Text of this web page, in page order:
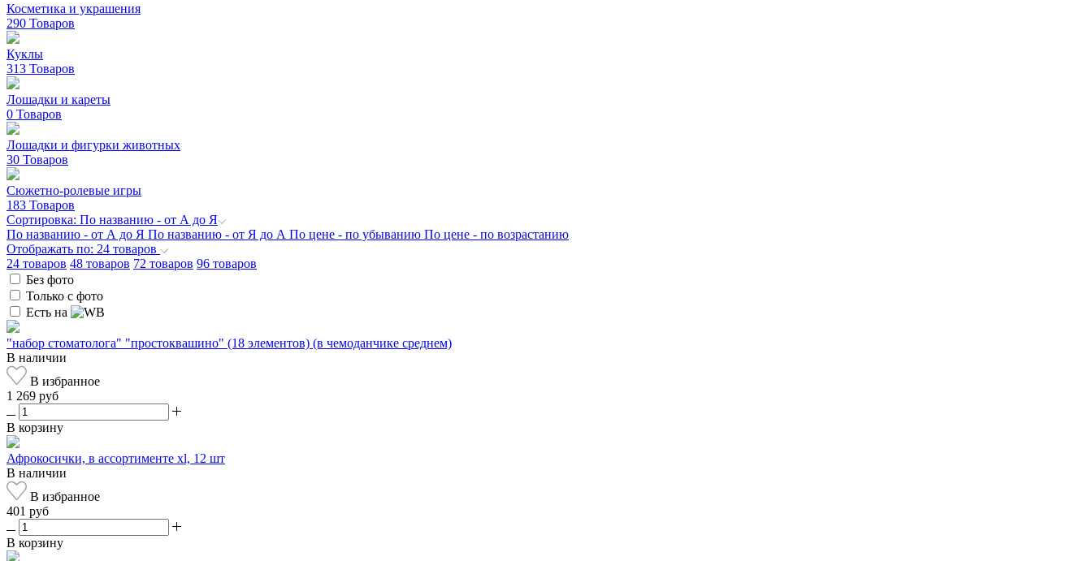
Косметика и украшения
290 Товаров
Куклы
313 Товаров
Лошадки и кареты
0 Товаров
Лошадки и фигурки животных
30 Товаров
Сюжетно-ролевые игры
183 Товаров
Сортировка: По названию - от А до Я
По названию - от А до Я По названию - от Я до А По цене - по убыванию По цене - по возрастанию
Отображать по: 24 товаров
24 товаров 48 товаров 72 товаров 96 товаров
Без фото
Только с фото
Есть на
"набор стоматолога" "простоквашино" (18 элементов) (в чемоданчике среднем)
В наличии
В избранное
1 269 руб
В корзину
Афрокосички, в ассортименте xl, 12 шт
В наличии
В избранное
401 руб
В корзину